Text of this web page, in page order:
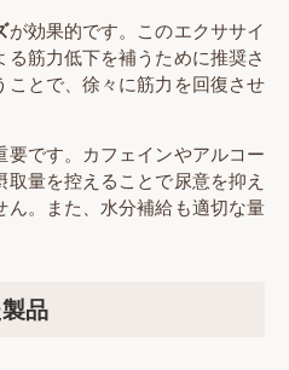
が効果的です。このエクササイ
筋力低下を補うために推奨さ
とで、徐々に筋力を回復させ
要です。カフェインやアルコー
量を控えることで尿意を抑え
ん。また、水分補給も適切な量
品